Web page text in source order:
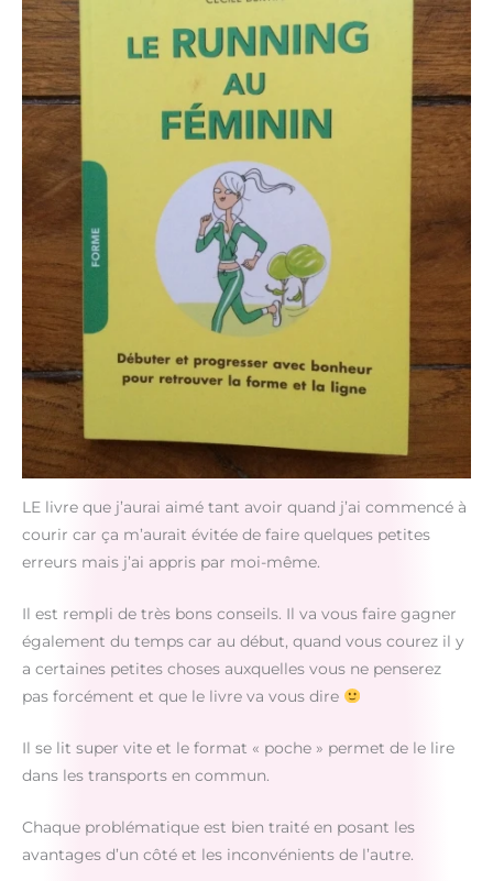
LE livre que j’aurai aimé tant avoir quand j’ai commencé à
courir car ça m’aurait évitée de faire quelques petites
erreurs mais j’ai appris par moi-même.
Il est rempli de très bons conseils. Il va vous faire gagner
également du temps car au début, quand vous courez il y
a certaines petites choses auxquelles vous ne penserez
pas forcément et que le livre va vous dire
Il se lit super vite et le format « poche » permet de le lire
dans les transports en commun.
Chaque problématique est bien traité en posant les
avantages d’un côté et les inconvénients de l’autre.